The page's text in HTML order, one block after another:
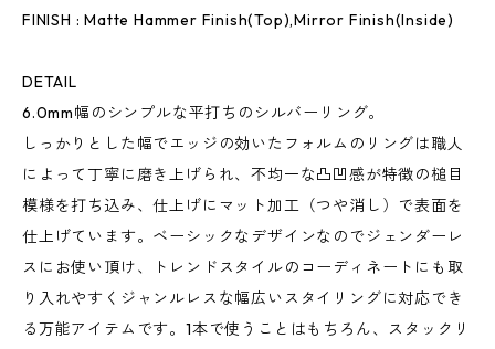
FINISH : Matte Hammer Finish(Top),Mirror Finish(Inside)
DETAIL
6.0mm幅のシンプルな平打ちのシルバーリング。
しっかりとした幅でエッジの効いたフォルムのリングは職人
によって丁寧に磨き上げられ、不均一な凸凹感が特徴の槌目
模様を打ち込み、仕上げにマット加工（つや消し）で表面を
仕上げています。ベーシックなデザインなのでジェンダーレ
スにお使い頂け、トレンドスタイルのコーディネートにも取
り入れやすくジャンルレスな幅広いスタイリングに対応でき
る万能アイテムです。1本で使うことはもちろん、スタックリ